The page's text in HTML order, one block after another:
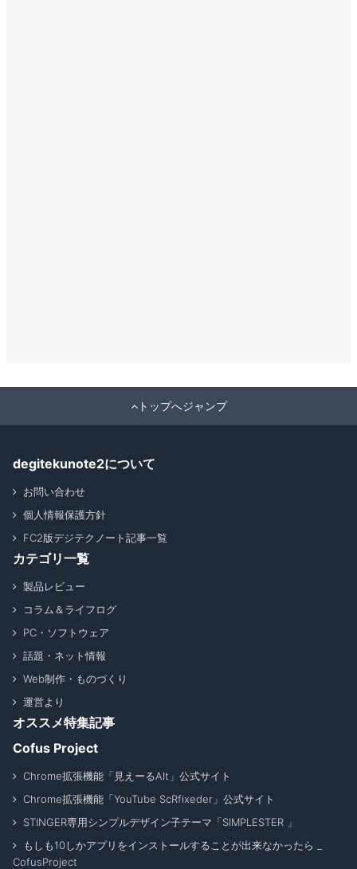
トップへジャンプ
degitekunote2について
お問い合わせ
個人情報保護方針
FC2版デジテクノート記事一覧
カテゴリ一覧
製品レビュー
コラム＆ライフログ
PC・ソフトウェア
話題・ネット情報
Web制作・ものづくり
運営より
オススメ特集記事
Cofus Project
Chrome拡張機能「見えーるAlt」公式サイト
Chrome拡張機能「YouTube ScRfixeder」公式サイト
STINGER専用シンプルデザイン子テーマ「SIMPLESTER 」
もしも10しかアプリをインストールすることが出来なかったら _
CofusProject